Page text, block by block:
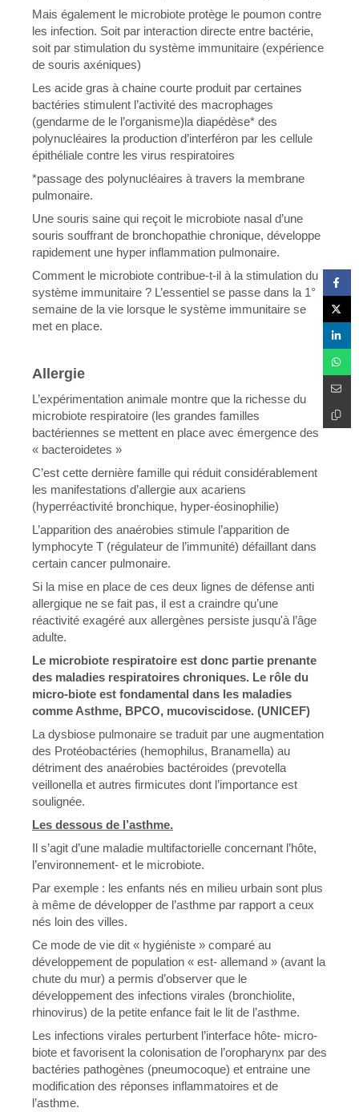
Mais également le microbiote protège le poumon contre
les infection. Soit par interaction directe entre bactérie,
soit par stimulation du système immunitaire (expérience
de souris axéniques)
Les acide gras à chaine courte produit par certaines
bactéries stimulent l’activité des macrophages
(gendarme de le l’organisme)la diapédèse* des
polynucléaires la production d’interféron par les cellule
épithéliale contre les virus respiratoires
*passage des polynucléaires à travers la membrane
pulmonaire.
Une souris saine qui reçoit le microbiote nasal d’une
souris souffrant de bronchopathie chronique, développe
rapidement une hyper inflammation pulmonaire.
Comment le microbiote contribue-t-il à la stimulation du
système immunitaire ? L’essentiel se passe dans la 1°
semaine de la vie lorsque le système immunitaire se
met en place.
Allergie
L’expérimentation animale montre que la richesse du
microbiote respiratoire (les grandes familles
bactériennes se mettent en place avec émergence des
« bacteroidetes »
C’est cette dernière famille qui réduit considérablement
les manifestations d’allergie aux acariens
(hyperréactivité bronchique, hyper-éosinophilie)
L’apparition des anaérobies stimule l’apparition de
lymphocyte T (régulateur de l’immunité) défaillant dans
certain cancer pulmonaire.
Si la mise en place de ces deux lignes de défense anti
allergique ne se fait pas, il est a craindre qu’une
réactivité exagéré aux allergènes persiste jusqu'à l’âge
adulte.
Le microbiote respiratoire est donc partie prenante
des maladies respiratoires chroniques. Le rôle du
micro-biote est fondamental dans les maladies
comme Asthme, BPCO, mucoviscidose. (UNICEF)
La dysbiose pulmonaire se traduit par une augmentation
des Protéobactéries (hemophilus, Branamella) au
détriment des anaérobies bactéroides (prevotella
veillonella et autres firmicutes dont l’importance est
soulignée.
Les dessous de l’asthme.
Il s’agit d’une maladie multifactorielle concernant l’hôte,
l’environnement- et le microbiote.
Par exemple : les enfants nés en milieu urbain sont plus
à même de développer de l’asthme par rapport a ceux
nés loin des villes.
Ce mode de vie dit « hygiéniste » comparé au
développement de population « est- allemand » (avant la
chute du mur) a permis d’observer que le
développement des infections virales (bronchiolite,
rhinovirus) de la petite enfance fait le lit de l’asthme.
Les infections virales perturbent l’interface hôte- micro-
biote et favorisent la colonisation de l’oropharynx par des
bactéries pathogènes (pneumocoque) et entraine une
modification des réponses inflammatoires et de
l’asthme.